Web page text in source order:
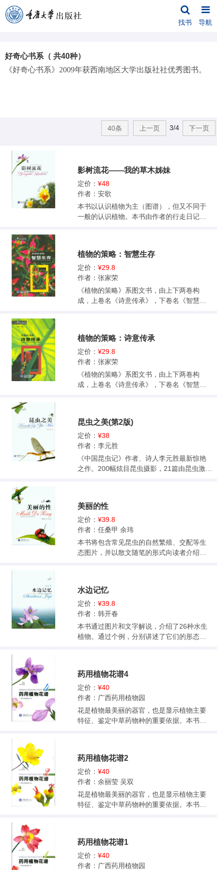
找书 导航
好奇心书系（ 共40种）
《好奇心书系》 2009年获西南地区大学出版社社优秀图书。
40条 上一页 3/4 下一页
影树流花——我的草木姊妹
定价： ¥48
作者：安歌
本书以认识植物为主（图谱），但又不同于
一般的认识植物。本书由作者的行走日记
字为主不同，但也有别于一般的认识植物的
纯图谱书。
植物的策略：智慧生存
定价： ¥29.8
作者：张家荣
《植物的策略》系图文书，由上下两卷构
成，上卷名《诗意传承》，下卷名《智慧生
存之美，照片可根据需要增加。 《植物的策
略：智慧生存》以“根的拥抱”、“茎的攀
登”、“叶之斑斓”、“防御之道”、“能动者”五个
章节揭示植物的生存智慧及存在之美。植物
并不像我们想象的那样静态，他们一直在努
的会让读者感到奇异和惊讶。
植物的策略：诗意传承
定价： ¥29.8
作者：张家荣
《植物的策略》系图文书，由上下两卷构
成，上卷名《诗意传承》，下卷名《智慧生
存之美，照片可根据需要增加。本书《植物
的策略：诗意传承》以“游动的孢子”、“裸子
时代”、“花的秘密”、“种子之谋”相对独立的四
章揭示植物的繁殖策略及生命之美。不同种
类的植物，为适应生存环境，进化出各种令
启发。
昆虫之美(第2版)
定价： ¥38
作者：李元胜
《中国昆虫记》作者、诗人李元胜最新惊艳
之作。200幅炫目昆虫摄影，21篇由昆虫激发
片。至今已出版多种昆虫读物，广受好评。
曾应邀参加央视崔永元《实话实说》栏目，
介绍拍摄昆虫经历。本书既有精彩昆虫生态
摄影作品，又兼顾昆虫知识，更结合作者散
文创作长项，因而令人不忍释卷。
美丽的性
定价： ¥39.8
作者：任桑甲 余玮
本书将包含常见昆虫的自然繁殖、交配等生
态图片，并以散文随笔的形式向读者介绍昆
界辽阔。
水边记忆
定价： ¥39.8
作者：韩开春
本书通过图片和文字解说，介绍了26种水生
植物。通过个例，分别讲述了它们的形态、
够让读者具有一定的理论知识，而且能够让
读者理论联系实际，具有一定的现实意义。
药用植物花谱4
定价： ¥40
作者：广西药用植物园
花是植物最美丽的器官，也是显示植物主要
特征、鉴定中草药物种的重要依据。本书以
图片为主，重点表现药用植物开花时的形
态，兼顾茎、叶、果实、种子等其他器官。
既有欣赏性，又有科学性，是普通读者学习
中草药知识的科普读物，也可以作为中草药
专业人员的参考书。读者可以通过本书了解
名、药用部位、药材名、形态描述、生境分
布、性味功效等。
药用植物花谱2
定价： ¥40
作者：余丽莹 吴双
花是植物最美丽的器官，也是显示植物主要
特征、鉴定中草药物种的重要依据。本书以
图片为主，重点表现药用植物开花时的形
态，兼顾茎、叶、果实、种子等其他器官。
既有欣赏性，又有科学性，是普通读者学习
药用植物花谱1
定价： ¥40
作者：广西药用植物园